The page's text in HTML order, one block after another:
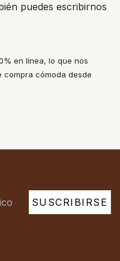
puedes escribirnos
en línea, lo que nos
cómoda desde
SUSCRIBIRSE